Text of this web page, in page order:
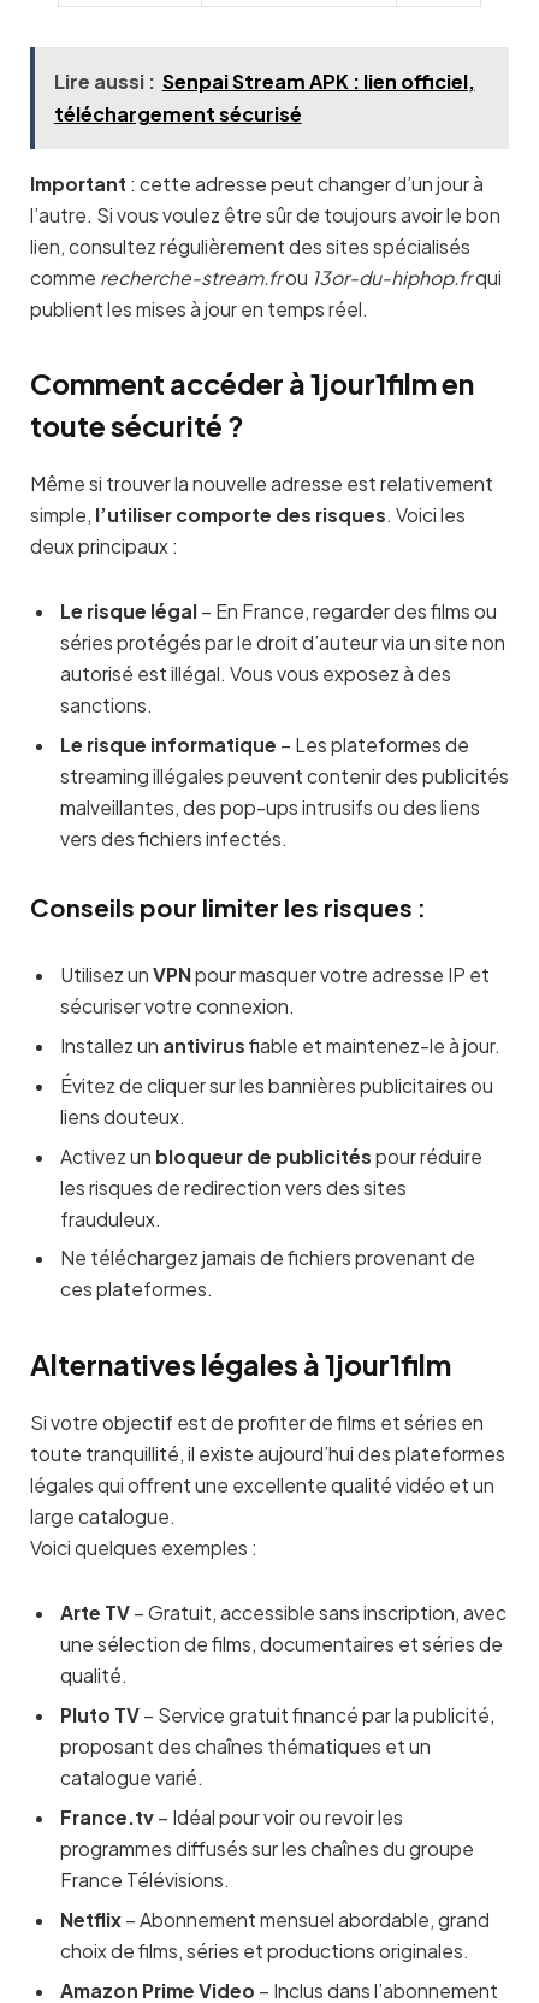
Lire aussi : Senpai Stream APK : lien officiel,
téléchargement sécurisé
Important : cette adresse peut changer d’un jour à
l’autre. Si vous voulez être sûr de toujours avoir le bon
lien, consultez régulièrement des sites spécialisés
comme recherche-stream.frou 13or-du-hiphop.frqui
publient les mises à jour en temps réel.
Comment accéder à 1jour1film en
toute sécurité ?
Même si trouver la nouvelle adresse est relativement
simple, l’utiliser comporte des risques. Voici les
deux principaux :
Le risque légal – En France, regarder des films ou
séries protégés par le droit d’auteur via un site non
autorisé est illégal. Vous vous exposez à des
sanctions.
Le risque informatique – Les plateformes de
streaming illégales peuvent contenir des publicités
malveillantes, des pop-ups intrusifs ou des liens
vers des fichiers infectés.
Conseils pour limiter les risques :
Utilisez un VPNpour masquer votre adresse IP et
sécuriser votre connexion.
Installez un antivirus fiable et maintenez-le à jour.
Évitez de cliquer sur les bannières publicitaires ou
liens douteux.
Activez un bloqueur de publicités pour réduire
les risques de redirection vers des sites
frauduleux.
Ne téléchargez jamais de fichiers provenant de
ces plateformes.
Alternatives légales à 1jour1film
Si votre objectif est de profiter de films et séries en
toute tranquillité, il existe aujourd’hui des plateformes
légales qui offrent une excellente qualité vidéo et un
large catalogue.
Voici quelques exemples :
Arte TV – Gratuit, accessible sans inscription, avec
une sélection de films, documentaires et séries de
qualité.
Pluto TV – Service gratuit financé par la publicité,
proposant des chaînes thématiques et un
catalogue varié.
France.tv – Idéal pour voir ou revoir les
programmes diffusés sur les chaînes du groupe
France Télévisions.
Netflix – Abonnement mensuel abordable, grand
choix de films, séries et productions originales.
Amazon Prime Video – Inclus dans l’abonnement